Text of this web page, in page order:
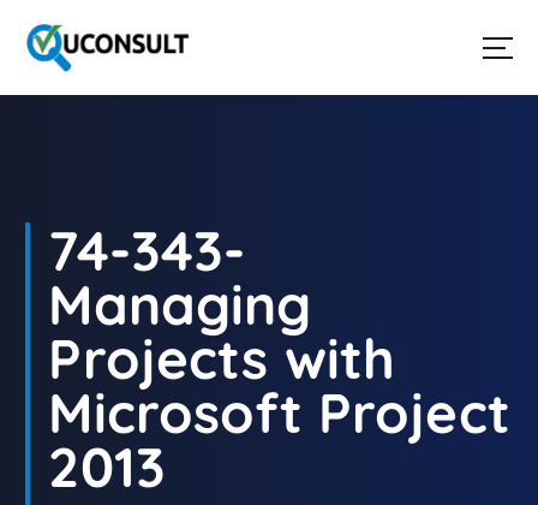
a
74-343-
Managing
Projects with
Microsoft Project
2013